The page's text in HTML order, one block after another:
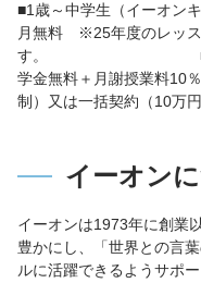
■1歳～中学生（イーオン
月無料 ※25年度のレッス
す。 ■高校生以
学金無料＋月謝授業料
制）又は一括契約（10万円
イーオン
イーオンは1973年に創業
豊かにし、「世界との言
ルに活躍できるようサポ